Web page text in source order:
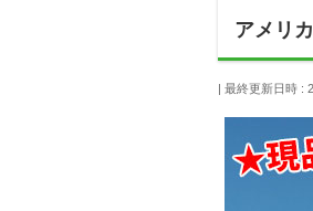
アメリ
最終更新日時 :